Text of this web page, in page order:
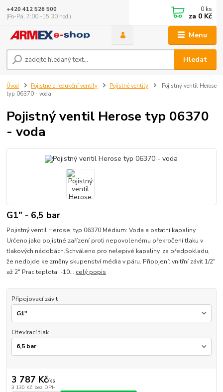
Menu
Hledat
+420 412 526 500
(Po-Pá, 7:00 -15:30 hod.)
0 ks
za 0 Kč
Úvod Pojistné a redukční ventily Pojistné ventily
Pojistný ventil Herose
typ 06370 - voda
Pojistný ventil Herose typ 06370
- voda
G1" - 6,5 bar
Pojistný ventil Herose, typ 06370 Médium: Voda a ostatní kapaliny
Určeno jako pojistné zařízení proti nepovolenému překročení tlaku v
tlakových nádobách.Schváleno pro nelepivé kapaliny, za předpokladu,
že nedojde ke změny skupenství média v páru. Připojení: vnitřní závit 1/2"
až 2" Prac.teplota: -10... celý popis
Připojovací závit
Otevírací tlak
3 787 Kč/ks
3 130 Kč bez DPH